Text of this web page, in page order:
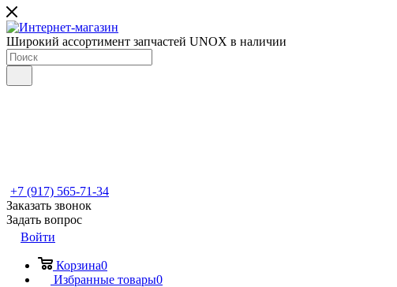
Широкий ассортимент запчастей UNOX в наличии
+7 (917) 565-71-34
Заказать звонок
Задать вопрос
Войти
Корзина0
Избранные товары0